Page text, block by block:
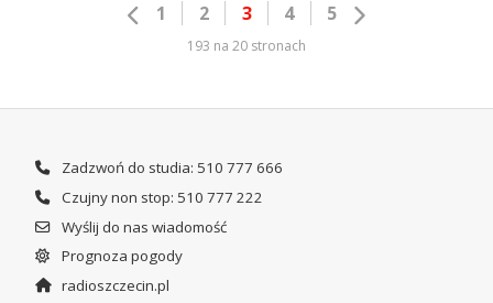
1 2 3 4 5
193 na 20 stronach
Zadzwoń do studia: 510 777 666
Czujny non stop: 510 777 222
Wyślij do nas wiadomość
Prognoza pogody
radioszczecin.pl